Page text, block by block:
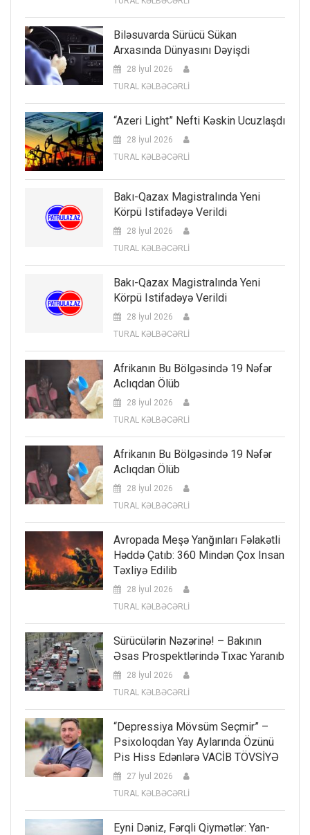
Biləsuvarda Sürücü Sükan
Arxasında Dünyasını Dəyişdi
28 İyul 2026
TURAL KƏLBƏCƏRLİ
“Azeri Light” Nefti Kəskin Ucuzlaşdı
28 İyul 2026
TURAL KƏLBƏCƏRLİ
Bakı-Qazax Magistralında Yeni
Körpü Istifadəyə Verildi
28 İyul 2026
TURAL KƏLBƏCƏRLİ
Bakı-Qazax Magistralında Yeni
Körpü Istifadəyə Verildi
28 İyul 2026
TURAL KƏLBƏCƏRLİ
Afrikanın Bu Bölgəsində 19 Nəfər
Aclıqdan Ölüb
28 İyul 2026
TURAL KƏLBƏCƏRLİ
Afrikanın Bu Bölgəsində 19 Nəfər
Aclıqdan Ölüb
28 İyul 2026
TURAL KƏLBƏCƏRLİ
Avropada Meşə Yanğınları Fəlakətli
Həddə Çatıb: 360 Mindən Çox Insan
Təxliyə Edilib
28 İyul 2026
TURAL KƏLBƏCƏRLİ
Sürücülərin Nəzərinə! – Bakının
Əsas Prospektlərində Tıxac Yaranıb
28 İyul 2026
TURAL KƏLBƏCƏRLİ
“Depressiya Mövsüm Seçmir” –
Psixoloqdan Yay Aylarında Özünü
Pis Hiss Edənlərə VACİB TÖVSİYƏ
27 İyul 2026
TURAL KƏLBƏCƏRLİ
Eyni Dəniz, Fərqli Qiymətlər: Yan-